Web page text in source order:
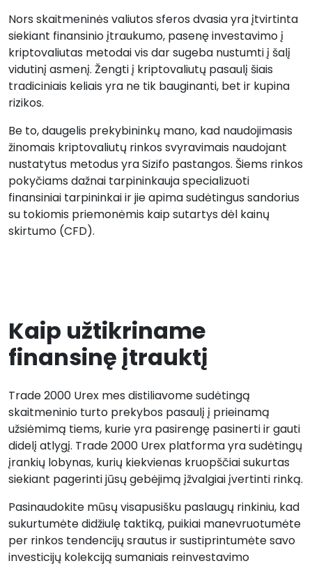
Nors skaitmeninės valiutos sferos dvasia yra įtvirtinta
siekiant finansinio įtraukumo, pasenę investavimo į
kriptovaliutas metodai vis dar sugeba nustumti į šalį
vidutinį asmenį. Žengti į kriptovaliutų pasaulį šiais
tradiciniais keliais yra ne tik bauginanti, bet ir kupina
rizikos.
Be to, daugelis prekybininkų mano, kad naudojimasis
žinomais kriptovaliutų rinkos svyravimais naudojant
nustatytus metodus yra Sizifo pastangos. Šiems rinkos
pokyčiams dažnai tarpininkauja specializuoti
finansiniai tarpininkai ir jie apima sudėtingus sandorius
su tokiomis priemonėmis kaip sutartys dėl kainų
skirtumo (CFD).
Kaip užtikriname
finansinę įtrauktį
Trade 2000 Urex mes distiliavome sudėtingą
skaitmeninio turto prekybos pasaulį į prieinamą
užsiėmimą tiems, kurie yra pasirengę pasinerti ir gauti
didelį atlygį. Trade 2000 Urex platforma yra sudėtingų
įrankių lobynas, kurių kiekvienas kruopščiai sukurtas
siekiant pagerinti jūsų gebėjimą įžvalgiai įvertinti rinką.
Pasinaudokite mūsų visapusišku paslaugų rinkiniu, kad
sukurtumėte didžiulę taktiką, puikiai manevruotumėte
per rinkos tendencijų srautus ir sustiprintumėte savo
investicijų kolekciją sumaniais reinvestavimo